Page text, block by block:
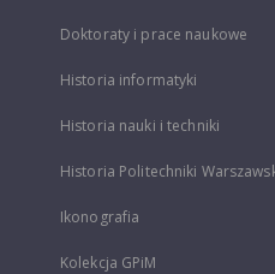
Doktoraty i prace naukowe
Historia informatyki
Historia nauki i techniki
Historia Politechniki
Ikonografia
Kolekcja GPiM